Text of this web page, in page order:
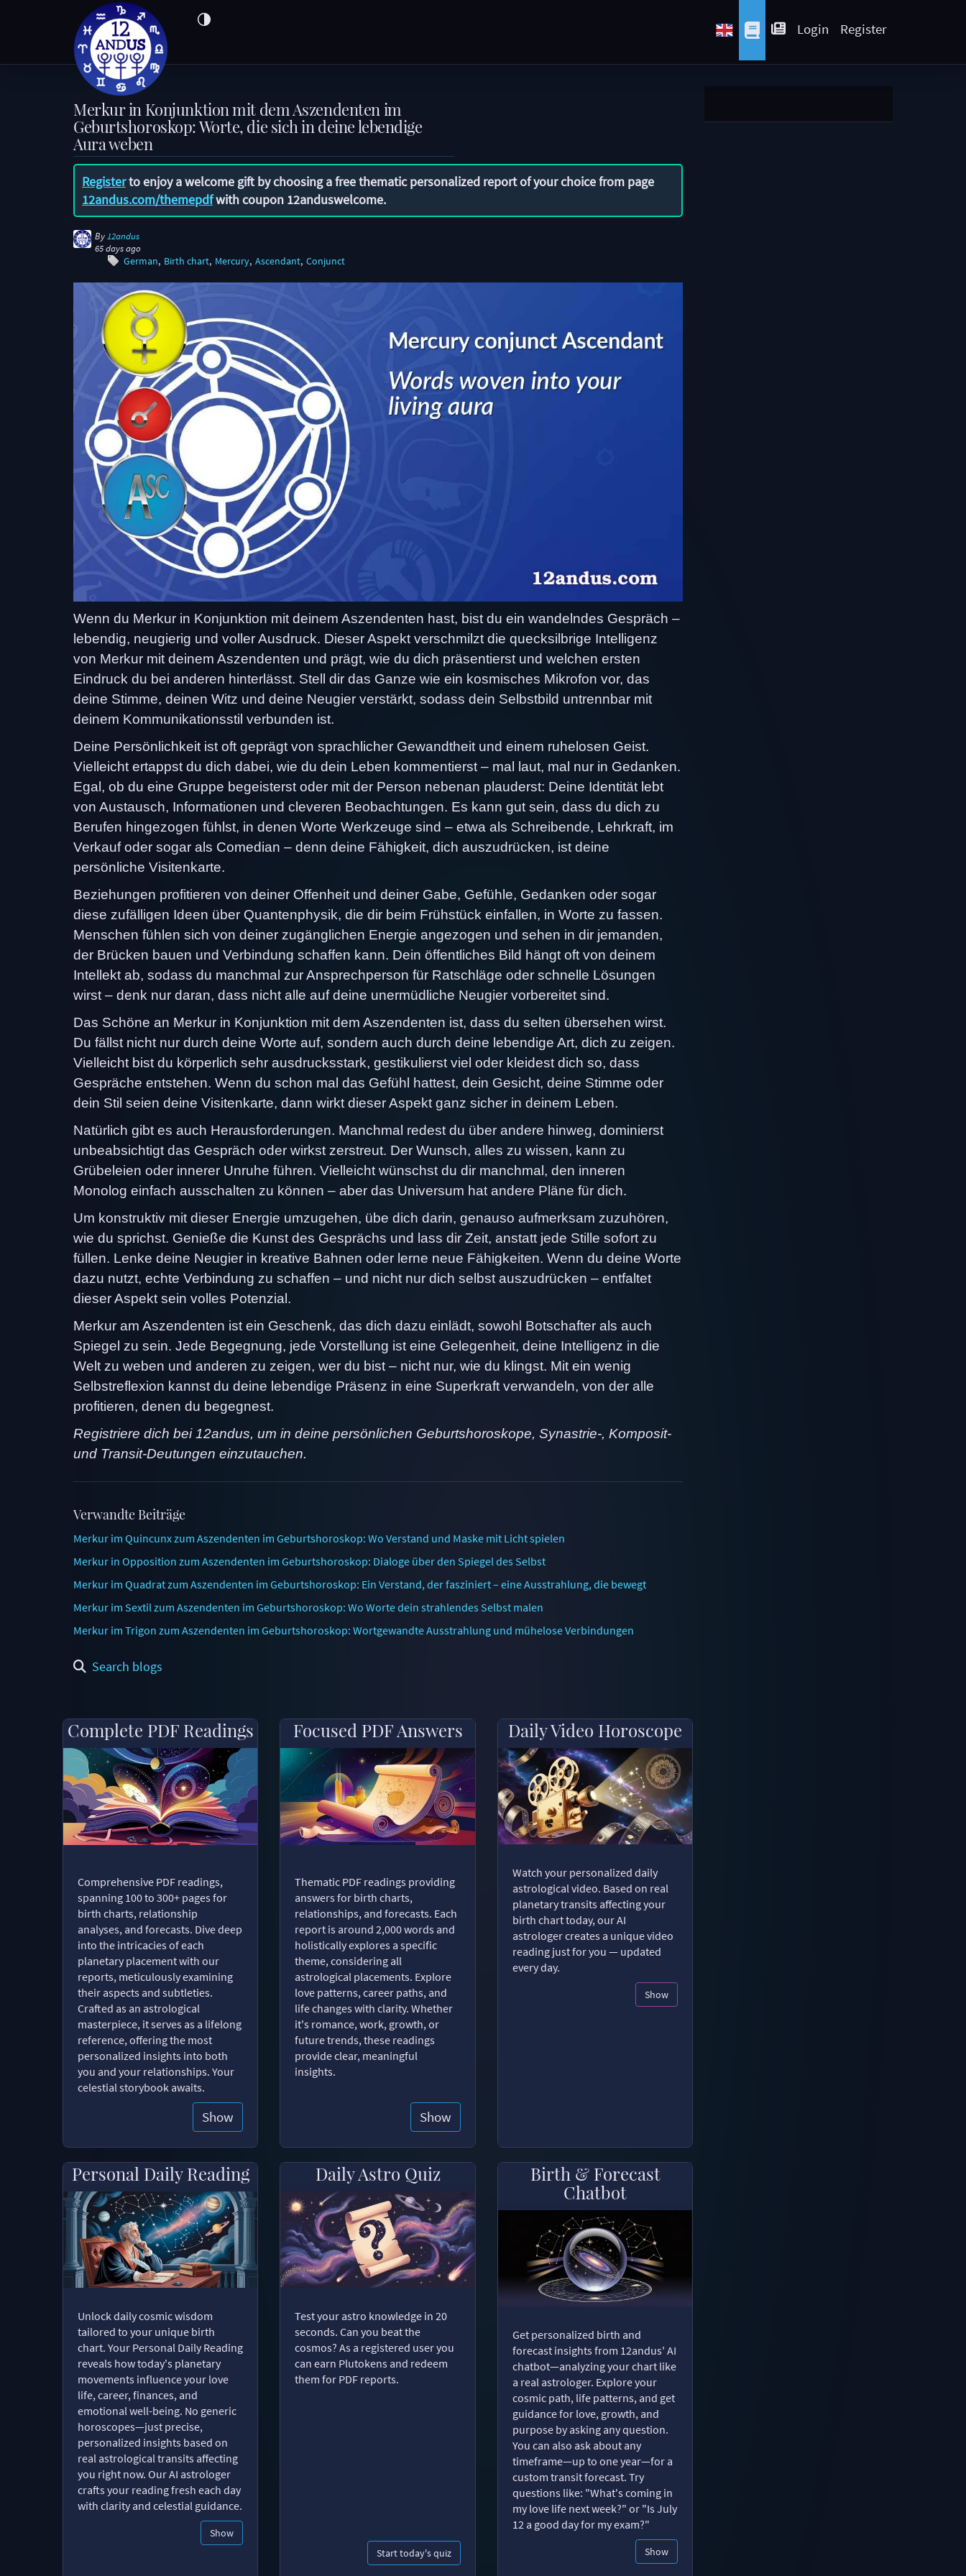
Login Register
Merkur in Konjunktion mit dem Aszendenten im
Geburtshoroskop: Worte, die sich in deine lebendige
Aura weben
Registerto enjoy a welcome gift by choosing a free thematic personalized report of your choice from page
12andus.com/themepdfwith coupon 12anduswelcome.
By 12andus
65 days ago
German Birth chart Mercury Ascendant Conjunct
Wenn du Merkur in Konjunktion mit deinem Aszendenten hast, bist du ein wandelndes Gespräch –
lebendig, neugierig und voller Ausdruck. Dieser Aspekt verschmilzt die quecksilbrige Intelligenz
von Merkur mit deinem Aszendenten und prägt, wie du dich präsentierst und welchen ersten
Eindruck du bei anderen hinterlässt. Stell dir das Ganze wie ein kosmisches Mikrofon vor, das
deine Stimme, deinen Witz und deine Neugier verstärkt, sodass dein Selbstbild untrennbar mit
deinem Kommunikationsstil verbunden ist.
Deine Persönlichkeit ist oft geprägt von sprachlicher Gewandtheit und einem ruhelosen Geist.
Vielleicht ertappst du dich dabei, wie du dein Leben kommentierst – mal laut, mal nur in Gedanken.
Egal, ob du eine Gruppe begeisterst oder mit der Person nebenan plauderst: Deine Identität lebt
von Austausch, Informationen und cleveren Beobachtungen. Es kann gut sein, dass du dich zu
Berufen hingezogen fühlst, in denen Worte Werkzeuge sind – etwa als Schreibende, Lehrkraft, im
Verkauf oder sogar als Comedian – denn deine Fähigkeit, dich auszudrücken, ist deine
persönliche Visitenkarte.
Beziehungen profitieren von deiner Offenheit und deiner Gabe, Gefühle, Gedanken oder sogar
diese zufälligen Ideen über Quantenphysik, die dir beim Frühstück einfallen, in Worte zu fassen.
Menschen fühlen sich von deiner zugänglichen Energie angezogen und sehen in dir jemanden,
der Brücken bauen und Verbindung schaffen kann. Dein öffentliches Bild hängt oft von deinem
Intellekt ab, sodass du manchmal zur Ansprechperson für Ratschläge oder schnelle Lösungen
wirst – denk nur daran, dass nicht alle auf deine unermüdliche Neugier vorbereitet sind.
Das Schöne an Merkur in Konjunktion mit dem Aszendenten ist, dass du selten übersehen wirst.
Du fällst nicht nur durch deine Worte auf, sondern auch durch deine lebendige Art, dich zu zeigen.
Vielleicht bist du körperlich sehr ausdrucksstark, gestikulierst viel oder kleidest dich so, dass
Gespräche entstehen. Wenn du schon mal das Gefühl hattest, dein Gesicht, deine Stimme oder
dein Stil seien deine Visitenkarte, dann wirkt dieser Aspekt ganz sicher in deinem Leben.
Natürlich gibt es auch Herausforderungen. Manchmal redest du über andere hinweg, dominierst
unbeabsichtigt das Gespräch oder wirkst zerstreut. Der Wunsch, alles zu wissen, kann zu
Grübeleien oder innerer Unruhe führen. Vielleicht wünschst du dir manchmal, den inneren
Monolog einfach ausschalten zu können – aber das Universum hat andere Pläne für dich.
Um konstruktiv mit dieser Energie umzugehen, übe dich darin, genauso aufmerksam zuzuhören,
wie du sprichst. Genieße die Kunst des Gesprächs und lass dir Zeit, anstatt jede Stille sofort zu
füllen. Lenke deine Neugier in kreative Bahnen oder lerne neue Fähigkeiten. Wenn du deine Worte
dazu nutzt, echte Verbindung zu schaffen – und nicht nur dich selbst auszudrücken – entfaltet
dieser Aspekt sein volles Potenzial.
Merkur am Aszendenten ist ein Geschenk, das dich dazu einlädt, sowohl Botschafter als auch
Spiegel zu sein. Jede Begegnung, jede Vorstellung ist eine Gelegenheit, deine Intelligenz in die
Welt zu weben und anderen zu zeigen, wer du bist – nicht nur, wie du klingst. Mit ein wenig
Selbstreflexion kannst du deine lebendige Präsenz in eine Superkraft verwandeln, von der alle
profitieren, denen du begegnest.
Registriere dich bei 12andus, um in deine persönlichen Geburtshoroskope, Synastrie-, Komposit-
und Transit-Deutungen einzutauchen.
Verwandte Beiträge
Merkur im Quincunx zum Aszendenten im Geburtshoroskop: Wo Verstand und Maske mit Licht spielen
Merkur in Opposition zum Aszendenten im Geburtshoroskop: Dialoge über den Spiegel des Selbst
Merkur im Quadrat zum Aszendenten im Geburtshoroskop: Ein Verstand, der fasziniert – eine Ausstrahlung, die bewegt
Merkur im Sextil zum Aszendenten im Geburtshoroskop: Wo Worte dein strahlendes Selbst malen
Merkur im Trigon zum Aszendenten im Geburtshoroskop: Wortgewandte Ausstrahlung und mühelose Verbindungen
Search blogs
Complete PDF Readings
Comprehensive PDF readings,
spanning 100 to 300+ pages for
birth charts, relationship
analyses, and forecasts. Dive deep
into the intricacies of each
planetary placement with our
reports, meticulously examining
their aspects and subtleties.
Crafted as an astrological
masterpiece, it serves as a lifelong
reference, offering the most
personalized insights into both
you and your relationships. Your
celestial storybook awaits.
Show
Focused PDF Answers
Thematic PDF readings providing
answers for birth charts,
relationships, and forecasts. Each
report is around 2,000 words and
holistically explores a specific
theme, considering all
astrological placements. Explore
love patterns, career paths, and
life changes with clarity. Whether
it's romance, work, growth, or
future trends, these readings
provide clear, meaningful
insights.
Show
Daily Video Horoscope
Watch your personalized daily
astrological video. Based on real
planetary transits affecting your
birth chart today, our AI
astrologer creates a unique video
reading just for you — updated
every day.
Show
Personal Daily Reading
Unlock daily cosmic wisdom
tailored to your unique birth
chart. Your Personal Daily Reading
reveals how today's planetary
movements influence your love
life, career, finances, and
emotional well-being. No generic
horoscopes—just precise,
personalized insights based on
real astrological transits affecting
you right now. Our AI astrologer
crafts your reading fresh each day
with clarity and celestial guidance.
Show
Daily Astro Quiz
Test your astro knowledge in 20
seconds. Can you beat the
cosmos? As a registered user you
can earn Plutokens and redeem
them for PDF reports.
Start today's quiz
Birth & Forecast
Chatbot
Get personalized birth and
forecast insights from 12andus' AI
chatbot—analyzing your chart like
a real astrologer. Explore your
cosmic path, life patterns, and get
guidance for love, growth, and
purpose by asking any question.
You can also ask about any
timeframe—up to one year—for a
custom transit forecast. Try
questions like: "What's coming in
my love life next week?" or "Is July
12 a good day for my exam?"
Show